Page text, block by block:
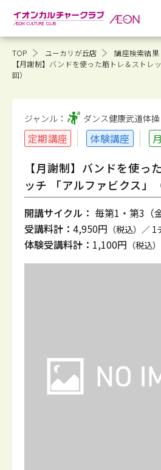
TOP ユーカリが丘店
講座検索結果
【月謝制】バンドを使った筋トレ＆ストレ
回）
ジャンル： ダンス健康武道体操
定期講座 体験講座
【月謝制】バンドを使っ
ッチ 「アルファビクス」
開講サイクル： 毎第1・第3（
受講料計： 4,950円 （税込）／
体験受講料計： 1,100円 （税込